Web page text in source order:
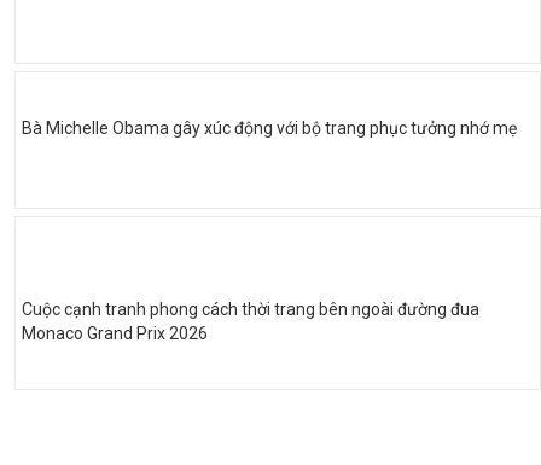
Bà Michelle Obama gây xúc động với bộ trang phục tưởng nhớ mẹ
Cuộc cạnh tranh phong cách thời trang bên ngoài đường đua
Monaco Grand Prix 2026